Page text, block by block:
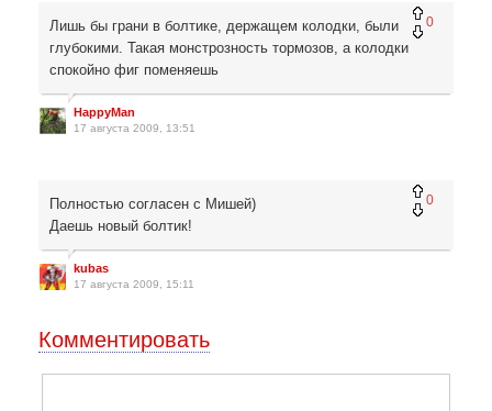
0
Лишь бы грани в болтике, держащем колодки, были
глубокими. Такая монстрозность тормозов, а колодки
спокойно фиг поменяешь
HappyMan
17 августа 2009, 13:51
0
Полностью согласен с Мишей)
Даешь новый болтик!
kubas
17 августа 2009, 15:11
Комментировать